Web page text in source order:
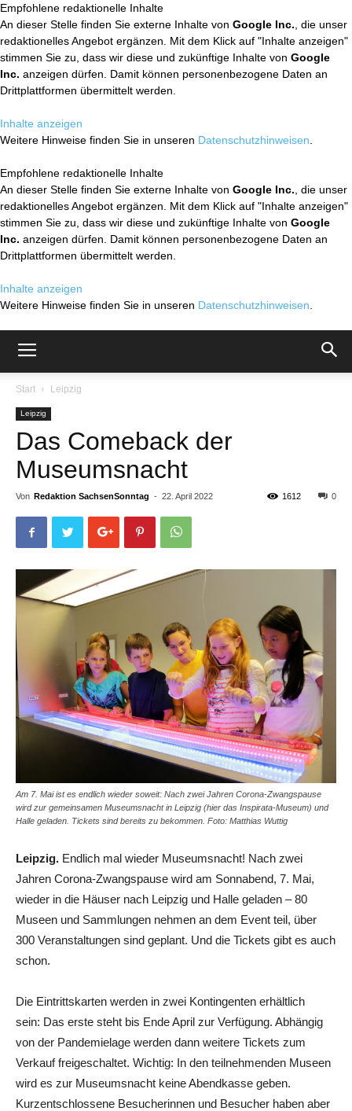
Empfohlene redaktionelle Inhalte
An dieser Stelle finden Sie externe Inhalte von Google Inc. , die unser
redaktionelles Angebot ergänzen. Mit dem Klick auf "Inhalte anzeigen"
stimmen Sie zu, dass wir diese und zukünftige Inhalte von Google
Inc. anzeigen dürfen. Damit können personenbezogene Daten an
Drittplattformen übermittelt werden.
Inhalte anzeigen
Weitere Hinweise finden Sie in unseren Datenschutzhinweisen
Empfohlene redaktionelle Inhalte
An dieser Stelle finden Sie externe Inhalte von Google Inc. , die unser
redaktionelles Angebot ergänzen. Mit dem Klick auf "Inhalte anzeigen"
stimmen Sie zu, dass wir diese und zukünftige Inhalte von Google
Inc. anzeigen dürfen. Damit können personenbezogene Daten an
Drittplattformen übermittelt werden.
Inhalte anzeigen
Weitere Hinweise finden Sie in unseren Datenschutzhinweisen
Start Leipzig
Leipzig
Das Comeback der
Museumsnacht
Von Redaktion SachsenSonntag - 22. April 2022 0
1612
Am 7. Mai ist es endlich wieder soweit: Nach zwei Jahren Corona-Zwangspause
wird zur gemeinsamen Museumsnacht in Leipzig (hier das Inspirata-Museum) und
Halle geladen. Tickets sind bereits zu bekommen. Foto: Matthias Wuttig
Leipzig. Endlich mal wieder Museumsnacht! Nach zwei
Jahren Corona-Zwangspause wird am Sonnabend, 7. Mai,
wieder in die Häuser nach Leipzig und Halle geladen – 80
Museen und Sammlungen nehmen an dem Event teil, über
300 Veranstaltungen sind geplant. Und die Tickets gibt es auch
schon.
Die Eintrittskarten werden in zwei Kontingenten erhältlich
sein: Das erste steht bis Ende April zur Verfügung. Abhängig
von der Pandemielage werden dann weitere Tickets zum
Verkauf freigeschaltet. Wichtig: In den teilnehmenden Museen
wird es zur Museumsnacht keine Abendkasse geben.
Kurzentschlossene Besucherinnen und Besucher haben aber